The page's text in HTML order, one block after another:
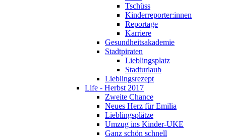
Tschüss
Kinderreporter:innen
Reportage
Karriere
Gesundheitsakademie
Stadtpiraten
Lieblingsplatz
Stadturlaub
Lieblingsrezept
Life - Herbst 2017
Zweite Chance
Neues Herz für Emilia
Lieblingsplätze
Umzug ins Kinder-UKE
Ganz schön schnell